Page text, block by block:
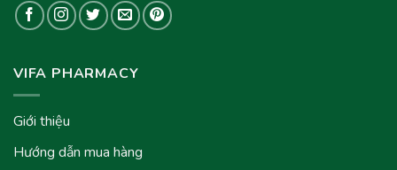
VIFA PHARMACY
Giới thiệu
Hướng dẫn mua hàng